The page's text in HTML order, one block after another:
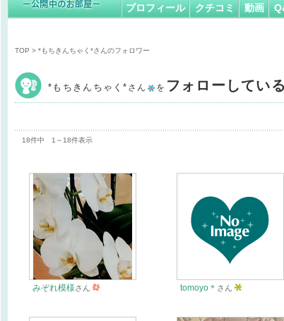
プロフィール クチコミ 動画
TOP > *もちきんちゃく*さんのフォロワー
*もちきんちゃく* さん を フォローしてい
18件中 1～18件表示
みぞれ模様さん tomoyo＊ さん